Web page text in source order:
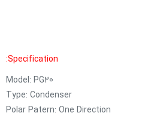
Specification:
Model: PG20
Type: Condenser
Polar Patern: One Direction